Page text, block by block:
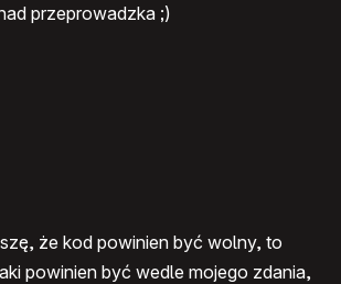
przeprowadzka ;)
że kod powinien być wolny, to
powinien być wedle mojego zdania,